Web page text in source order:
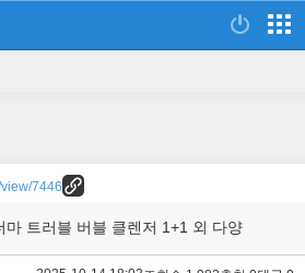
7446
마 트러블 버블 클렌저 1+1 외 다양